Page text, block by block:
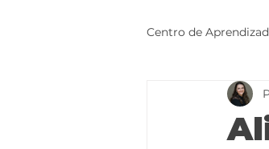
Centro de
Mecânica